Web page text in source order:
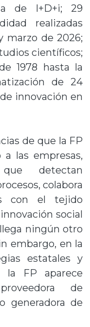
de I+D+i; 29
realizadas
marzo de 2026;
científicos;
1978 hasta la
de 24
innovación en
de que la FP
las empresas,
detectan
colabora
con el tejido
social
ningún otro
embargo, en la
estatales y
la FP aparece
de
generadora de